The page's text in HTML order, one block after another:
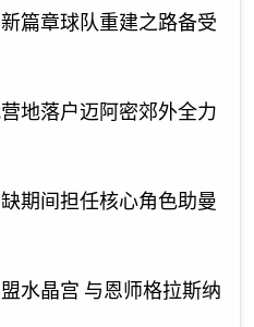
篇章球队重建之路备受
地落户迈阿密郊外全力
期间担任核心角色助曼
水晶宫 与恩师格拉斯纳